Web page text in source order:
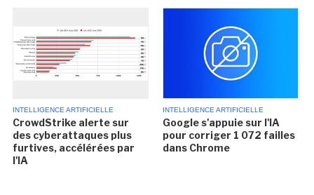
INTELLIGENCE ARTIFICIELLE
CrowdStrike alerte sur
des cyberattaques plus
furtives, accélérées par
l'IA
INTELLIGENCE ARTIFICIELLE
Google s'appuie sur l'IA
pour corriger 1 072 failles
dans Chrome